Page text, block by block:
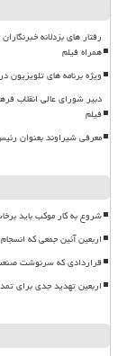
رفتار های بزدلانه
همراه فیلم
ویژه برنامه های تلویزیون در
دبیر شورای عالی انقلاب
فیلم
معرفی شیراوند بعنوان
شروع به کار موکب باید
اربعین آئین جمعی که
قراردادی که سرنوشت
اربعین تهدید جدی برای